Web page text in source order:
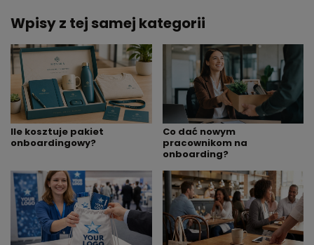
Wpisy z tej samej kategorii
Ile kosztuje pakiet
onboardingowy?
Co dać nowym
pracownikom na
onboarding?